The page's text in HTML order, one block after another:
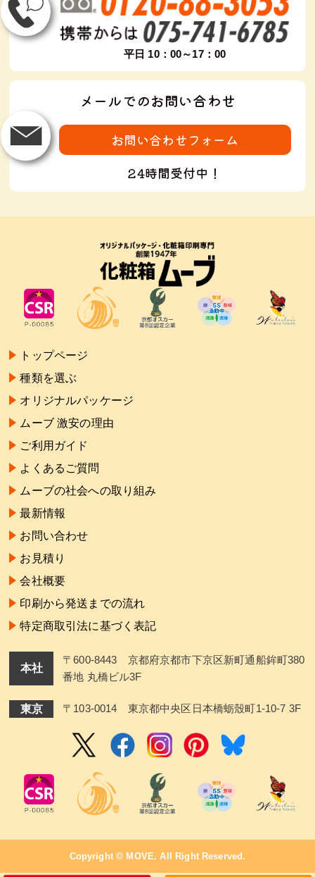
平日 10：00～17：00
メールでのお問い合わせ
お問い合わせフォーム
24時間受付中！
トップページ
種類を選ぶ
オリジナルパッケージ
ムーブ 激安の理由
ご利用ガイド
よくあるご質問
ムーブの社会への取り組み
最新情報
お問い合わせ
お見積り
会社概要
印刷から発送までの流れ
特定商取引法に基づく表記
本社
〒600-8443 京都府京都市下京区新町通船鉾町380
番地 丸橋ビル3F
東京 〒103-0014 東京都中央区日本橋蛎殼町1-10-7 3F
Copyright © MOVE. All Right Reserved.